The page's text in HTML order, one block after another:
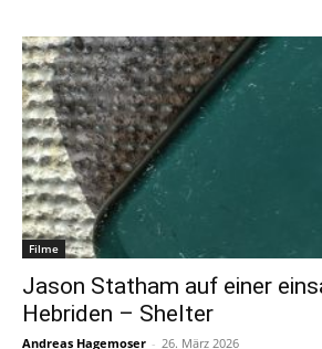
Filme
Jason Statham auf einer
Hebriden – Shelter
Andreas Hagemoser - 26. März 2026